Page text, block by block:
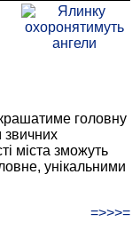
головну
звичних
міста зможуть
унікальними
=>>>=